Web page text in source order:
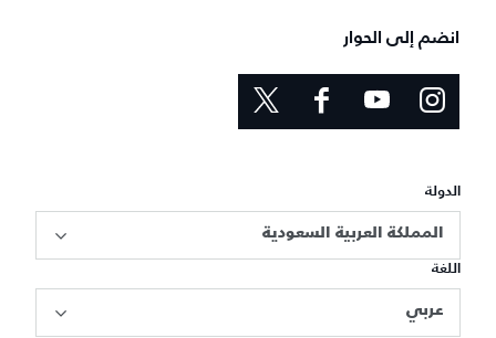
انضم إلى الحوار
الدولة
المملكة العربية السعودية
اللغة
عربي